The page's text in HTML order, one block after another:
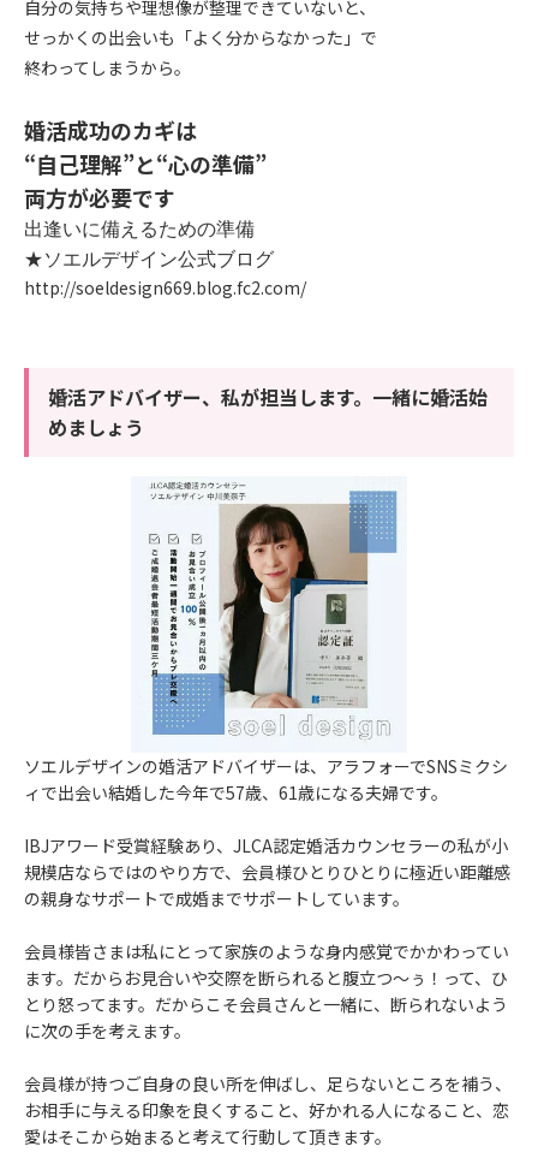
自分の気持ちや理想像が整理できていないと、
せっかくの出会いも「よく分からなかった」で
終わってしまうから。
婚活成功のカギは
“自己理解”と“心の準備”
両方が必要です
出逢いに備えるための準備
★ソエルデザイン公式ブログ
http://soeldesign669.blog.fc2.com/
婚活アドバイザー、私が担当します。一緒に婚活始
めましょう
ソエルデザインの婚活アドバイザーは、アラフォーでSNSミクシ
ィで出会い結婚した今年で57歳、61歳になる夫婦です。
IBJアワード受賞経験あり、JLCA認定婚活カウンセラーの私が小
規模店ならではのやり方で、会員様ひとりひとりに極近い距離感
の親身なサポートで成婚までサポートしています。
会員様皆さまは私にとって家族のような身内感覚でかかわってい
ます。だからお見合いや交際を断られると腹立つ～ぅ！って、ひ
とり怒ってます。だからこそ会員さんと一緒に、断られないよう
に次の手を考えます。
会員様が持つご自身の良い所を伸ばし、足らないところを補う、
お相手に与える印象を良くすること、好かれる人になること、恋
愛はそこから始まると考えて行動して頂きます。